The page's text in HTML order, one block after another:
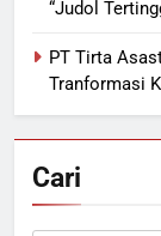
“Judol
PT Tirta
Tranformasi
Cari